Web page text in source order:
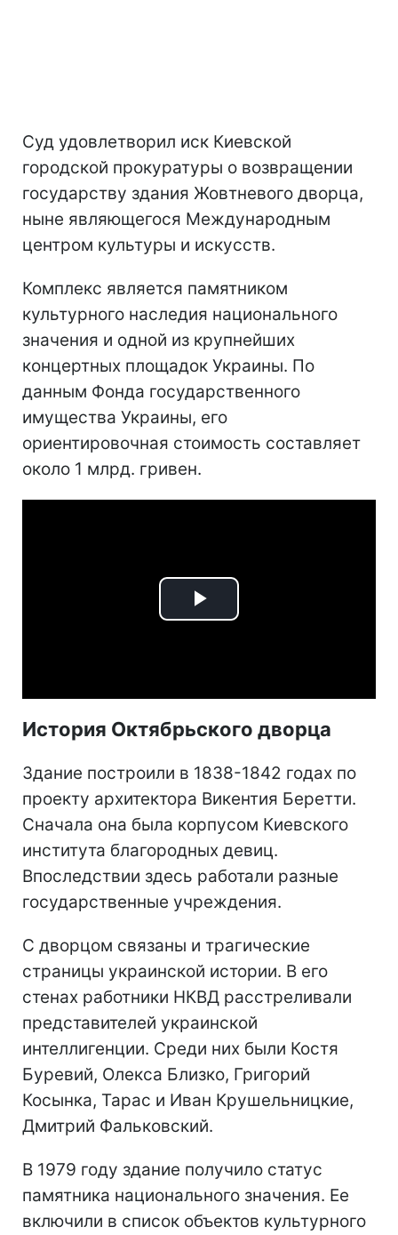
Суд удовлетворил иск Киевской
городской прокуратуры о возвращении
государству здания Жовтневого дворца,
ныне являющегося Международным
центром культуры и искусств.
Комплекс является памятником
культурного наследия национального
значения и одной из крупнейших
концертных площадок Украины. По
данным Фонда государственного
имущества Украины, его
ориентировочная стоимость составляет
около 1 млрд. гривен.
Play
История Октябрьского дворца
Здание построили в 1838-1842 годах по
проекту архитектора Викентия Беретти.
Сначала она была корпусом Киевского
института благородных девиц.
Впоследствии здесь работали разные
государственные учреждения.
С дворцом связаны и трагические
страницы украинской истории. В его
стенах работники НКВД расстреливали
представителей украинской
интеллигенции. Среди них были Костя
Буревий, Олекса Близко, Григорий
Косынка, Тарас и Иван Крушельницкие,
Дмитрий Фальковский.
В 1979 году здание получило статус
памятника национального значения. Ее
включили в список объектов культурного